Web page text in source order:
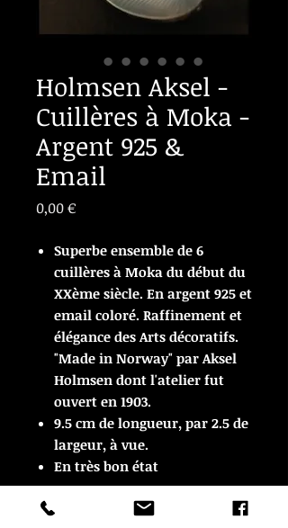
Holmsen Aksel -
Cuillères à Moka -
Argent 925 &
Email
0,00 €Prix
Superbe ensemble de 6
cuillères à Moka du début du
XXème siècle. En argent 925 et
email coloré. Raffinement et
élégance des Arts décoratifs.
"Made in Norway" par Aksel
Holmsen dont l'atelier fut
ouvert en 1903.
9.5 cm de longueur, par 2.5 de
largeur, à vue.
En très bon état